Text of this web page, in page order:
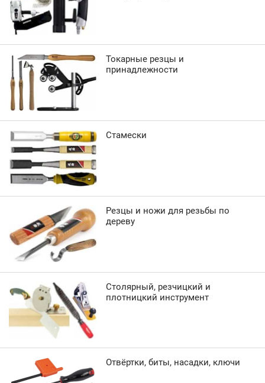
Токарные резцы и
принадлежности
Стамески
Резцы и ножи для резьбы по
дереву
Столярный, резчицкий и
плотницкий инструмент
Отвёртки, биты, насадки, ключи